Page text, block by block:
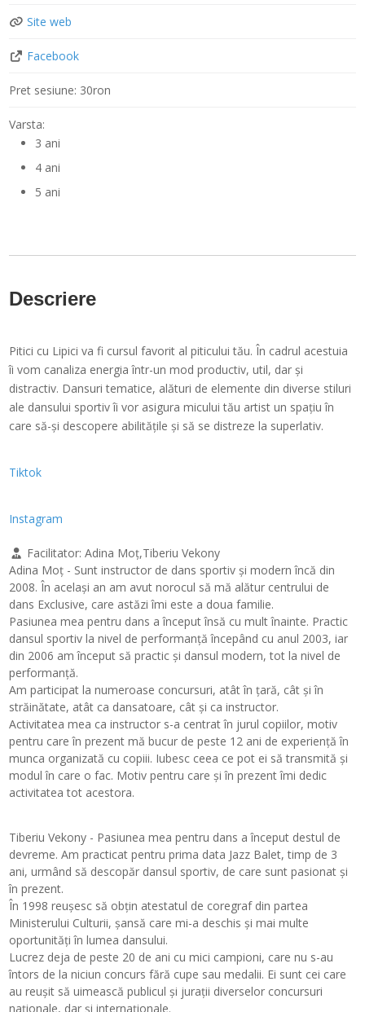
Site web
Facebook
Pret sesiune: 30ron
Varsta:
3 ani
4 ani
5 ani
Descriere
Pitici cu Lipici va fi cursul favorit al piticului tău. În cadrul acestuia
îi vom canaliza energia într-un mod productiv, util, dar și
distractiv. Dansuri tematice, alături de elemente din diverse stiluri
ale dansului sportiv îi vor asigura micului tău artist un spațiu în
care să-și descopere abilitățile și să se distreze la superlativ.
Tiktok
Instagram
Facilitator: Adina Moț,Tiberiu Vekony
Adina Moț - Sunt instructor de dans sportiv și modern încă din
2008. În același an am avut norocul să mă alătur centrului de
dans Exclusive, care astăzi îmi este a doua familie.
Pasiunea mea pentru dans a început însă cu mult înainte. Practic
dansul sportiv la nivel de performanță începând cu anul 2003, iar
din 2006 am început să practic și dansul modern, tot la nivel de
performanță.
Am participat la numeroase concursuri, atât în țară, cât și în
străinătate, atât ca dansatoare, cât și ca instructor.
Activitatea mea ca instructor s-a centrat în jurul copiilor, motiv
pentru care în prezent mă bucur de peste 12 ani de experiență în
munca organizată cu copiii. Iubesc ceea ce pot ei să transmită și
modul în care o fac. Motiv pentru care și în prezent îmi dedic
activitatea tot acestora.
Tiberiu Vekony - Pasiunea mea pentru dans a început destul de
devreme. Am practicat pentru prima data Jazz Balet, timp de 3
ani, urmând să descopăr dansul sportiv, de care sunt pasionat și
în prezent.
În 1998 reușesc să obțin atestatul de coregraf din partea
Ministerului Culturii, șansă care mi-a deschis și mai multe
oportunități în lumea dansului.
Lucrez deja de peste 20 de ani cu mici campioni, care nu s-au
întors de la niciun concurs fără cupe sau medalii. Ei sunt cei care
au reușit să uimească publicul și jurații diverselor concursuri
naționale, dar și internaționale.